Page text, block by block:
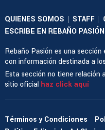
QUIENES SOMOS | STAFF |
ESCRIBE EN REBAÑO PASIÓN
Rebaño Pasión es una
con información destinada a
Esta sección no tiene relación
sitio oficial haz click aquí
Términos y Condiciones